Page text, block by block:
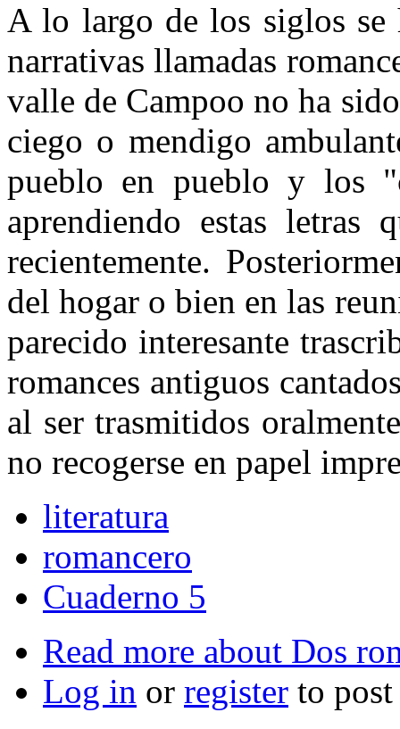
A lo largo de los siglos se
narrativas llamadas
valle de Campoo no ha
ciego o mendigo
pueblo en pueblo y los
aprendiendo estas letras
recientemente.
del hogar o bien en las
parecido interesante
romances antiguos
al ser trasmitidos
no recogerse en papel
literatura
romancero
Cuaderno 5
Read more about Dos
Log in or register to